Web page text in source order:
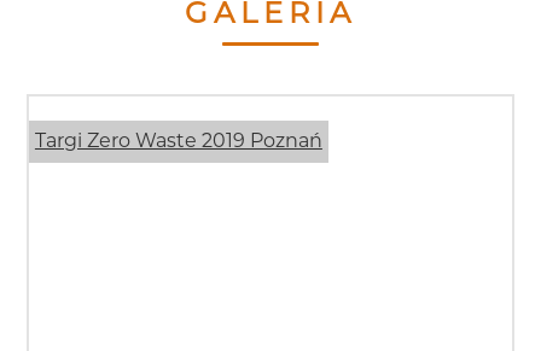
GALERIA
Targi Zero Waste 2019 Poznań